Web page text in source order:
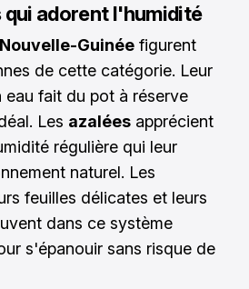
adorent l'humidité
Guinée figurent
de cette catégorie. Leur
eau fait du pot à réserve
Les azalées apprécient
régulière qui leur
naturel. Les
feuilles délicates et leurs
dans ce système
s'épanouir sans risque de